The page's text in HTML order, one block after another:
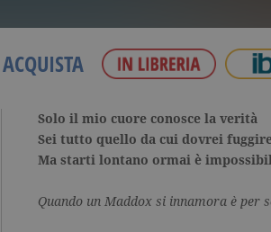
ACQUISTA
Solo il mio cuore conosce la verità
Sei tutto quello da cui dovrei
Ma starti lontano ormai è
Quando un Maddox si innamora è per